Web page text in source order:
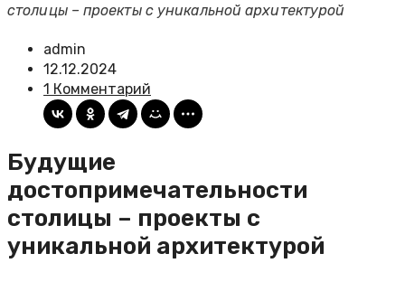
столицы – проекты с уникальной архитектурой
admin
12.12.2024
1 Комментарий
Будущие
достопримечательности
столицы – проекты с
уникальной архитектурой